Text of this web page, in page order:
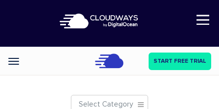
Open Nav
Categories START FREE TRIAL
Select Category